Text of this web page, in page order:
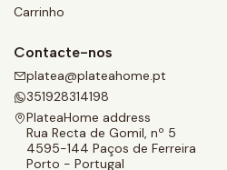
Carrinho
Contacte-nos
platea@plateahome.pt
351928314198
PlateaHome address
Rua Recta de Gomil, nº 5
4595-144 Paços de Ferreira
Porto - Portugal